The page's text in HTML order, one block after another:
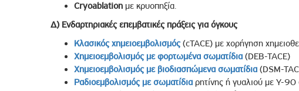
Cryoablationμε κρυοπηξία.
Δ) Ενδαρτηριακές επεμβατικές πράξεις για όγκους
Κλασικός χημειοεμβολισμός(cTACE) με χορήγηση
Χημειοεμβολισμός με φορτωμένα σωματίδια(DEB-TACE)
Χημειοεμβολισμός με βιοδιασπώμενα σωματίδια(DSM-
Ραδιοεμβολισμός με σωματίδιαρητίνης ή γυαλιού με Y-90